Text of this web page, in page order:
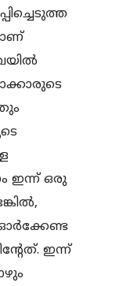
ഇന്ന് ഒരു
ഇന്ന്